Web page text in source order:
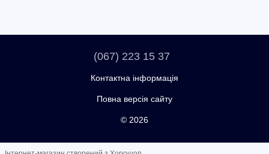
(067) 223 15 37
Контактна інформація
Повна версія сайту
© 2026